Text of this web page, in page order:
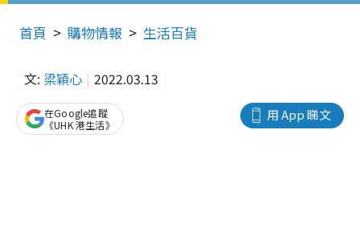
首頁 購物情報 生活百貨
文: 梁穎心 2022.03.13
用 App 睇文
在Google追蹤
《UHK 港生活》